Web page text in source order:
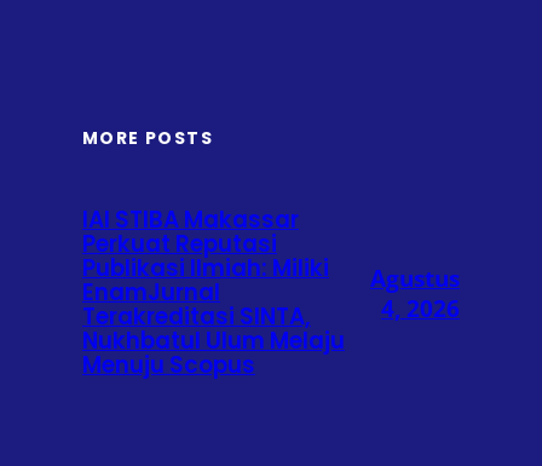
MORE POSTS
IAI STIBA Makassar
Perkuat Reputasi
Publikasi Ilmiah: Miliki
EnamJurnal
Terakreditasi SINTA,
Nukhbatul Ulum Melaju
Menuju Scopus
Agustus
4, 2026